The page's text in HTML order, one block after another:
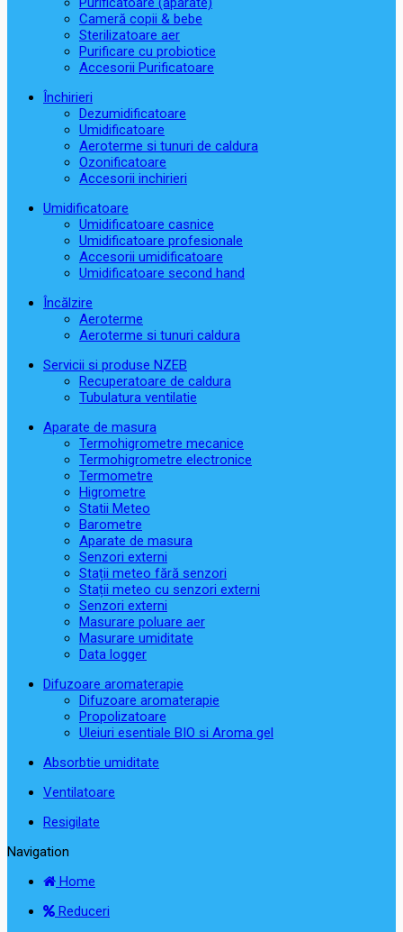
Cameră copii & bebe
Sterilizatoare aer
Purificare cu probiotice
Accesorii Purificatoare
Închirieri
Dezumidificatoare
Umidificatoare
Aeroterme si tunuri de caldura
Ozonificatoare
Accesorii inchirieri
Umidificatoare
Umidificatoare casnice
Umidificatoare profesionale
Accesorii umidificatoare
Umidificatoare second hand
Încălzire
Aeroterme
Aeroterme si tunuri caldura
Servicii si produse NZEB
Recuperatoare de caldura
Tubulatura ventilatie
Aparate de masura
Termohigrometre mecanice
Termohigrometre electronice
Termometre
Higrometre
Statii Meteo
Barometre
Aparate de masura
Senzori externi
Stații meteo fără senzori
Stații meteo cu senzori externi
Senzori externi
Masurare poluare aer
Masurare umiditate
Data logger
Difuzoare aromaterapie
Difuzoare aromaterapie
Propolizatoare
Uleiuri esentiale BIO si Aroma gel
Absorbtie umiditate
Ventilatoare
Resigilate
Navigation
Home
Reduceri